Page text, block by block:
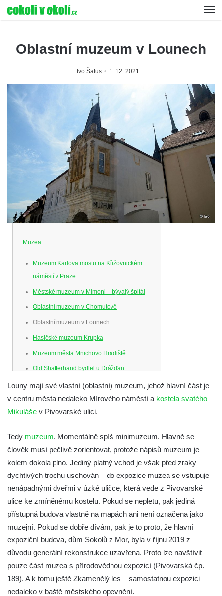
Oblastní muzeum v Lounech
Ivo Šafus 1. 12. 2021
Muzea
Muzeum Karlova mostu na Křižovnickém
náměstí v Praze
Městské muzeum v Mimoni – bývalý špitál
Oblastní muzeum v Chomutově
Oblastní muzeum v Lounech
Hasičské muzeum Krupka
Muzeum města Mnichovo Hradiště
Old Shatterhand bydlel u Drážďan
Venkovské zemědělské muzeum v Srbské
Kamenici
Muzeum hodin v Klášterci nad Ohří
Jan Becher muzeum Karlovy Vary
Muzeum města Ústí nad Labem
Muzeum Dippoldiswalde
Královská mincovna v Jáchymově –
muzeum
Vlastivědné muzeum a galerie v České
Lípě
Louny mají své vlastní (oblastní) muzeum, jehož hlavní část je
v centru města nedaleko Mírového náměstí a kostela svatého
Mikuláše v Pivovarské ulici.
Tedy muzeum. Momentálně spíš minimuzeum. Hlavně se
člověk musí pečlivě zorientovat, protože nápisů muzeum je
kolem dokola plno. Jediný platný vchod je však před zraky
dychtivých trochu uschován – do expozice muzea se vstupuje
nenápadnými dveřmi v úzké uličce, která vede z Pivovarské
ulice ke zmíněnému kostelu. Pokud se nepletu, pak jediná
přístupná budova vlastně na mapách ani není označena jako
muzejní. Pokud se dobře dívám, pak je to proto, že hlavní
expoziční budova, dům Sokolů z Mor, byla v říjnu 2019 z
důvodu generální rekonstrukce uzavřena. Proto lze navštívit
pouze část muzea s přírodovědnou expozicí (Pivovarská čp.
189). A k tomu ještě Zkamenělý les – samostatnou expozici
nedaleko v baště městského opevnění.